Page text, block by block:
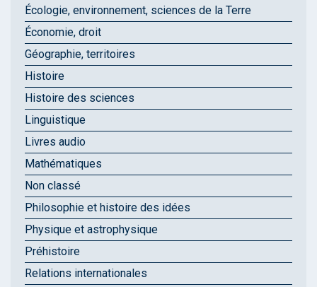
Écologie, environnement, sciences de la Terre
Économie, droit
Géographie, territoires
Histoire
Histoire des sciences
Linguistique
Livres audio
Mathématiques
Non classé
Philosophie et histoire des idées
Physique et astrophysique
Préhistoire
Relations internationales